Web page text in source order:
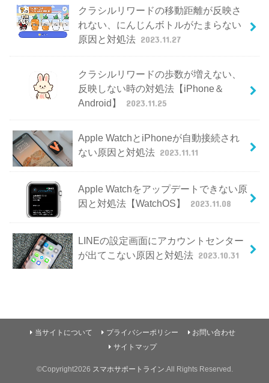
クラシルリワードの移動距離が反映さ
れない、にんじんボトルがたまらない
原因と対処法 2023.11.27
クラシルリワードの歩数が増えない、
反映しない時の対処法【iPhone＆
Android】
2023.11.25
Apple WatchとiPhoneが自動接続され
ない原因と対処法 2023.11.11
Apple Watchをアップデートできない原
因と対処法【WatchOS】
2023.11.08
LINEの設定画面にアカウントセンター
が出てこない原因と対処法 2023.10.31
当サイトについて プライバシーポリシー
お問い合わせ
サイトマップ
©Copyright2026 スマホサポートライン .All Rights Reserved.